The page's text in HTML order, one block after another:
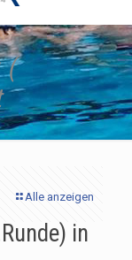
(
Alle anzeigen
in